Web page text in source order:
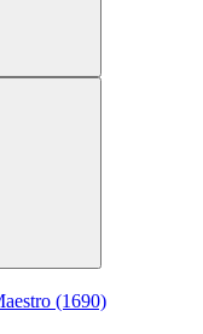
(1690)